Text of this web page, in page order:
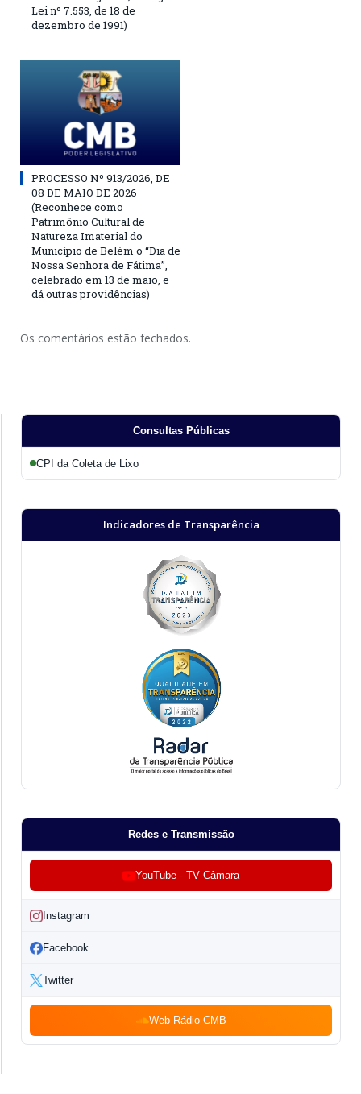
Lei nº 7.553, de 18 de
dezembro de 1991)
PROCESSO Nº 913/2026, DE
08 DE MAIO DE 2026
(Reconhece como
Patrimônio Cultural de
Natureza Imaterial do
Município de Belém o “Dia de
Nossa Senhora de Fátima”,
celebrado em 13 de maio, e
dá outras providências)
Os comentários estão fechados.
Consultas Públicas
CPI da Coleta de Lixo
Indicadores de Transparência
Redes e Transmissão
YouTube - TV Câmara
Instagram
Facebook
Twitter
Web Rádio CMB